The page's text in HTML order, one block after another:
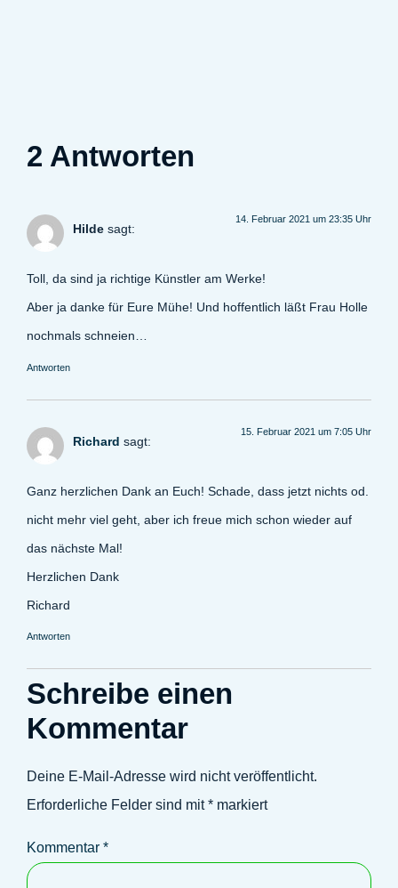
2 Antworten
Hilde sagt:
14. Februar 2021 um 23:35 Uhr
Toll, da sind ja richtige Künstler am Werke!
Aber ja danke für Eure Mühe! Und hoffentlich läßt Frau Holle
nochmals schneien…
Antworten
Richard sagt:
15. Februar 2021 um 7:05 Uhr
Ganz herzlichen Dank an Euch! Schade, dass jetzt nichts od.
nicht mehr viel geht, aber ich freue mich schon wieder auf
das nächste Mal!
Herzlichen Dank
Richard
Antworten
Schreibe einen
Kommentar
Deine E-Mail-Adresse wird nicht veröffentlicht.
Erforderliche Felder sind mit* markiert
Kommentar *